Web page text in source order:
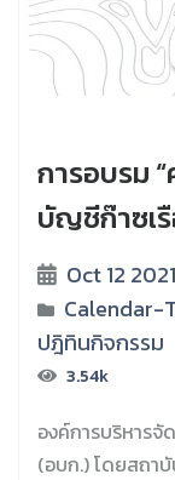
การอบรม
บัญชีก๊าซเรื
Oct 12 2021
Calendar-
ปฎิทินกิจกรรม
3.54k
องค์การบริหารจั
(อบก.) โดยสถา